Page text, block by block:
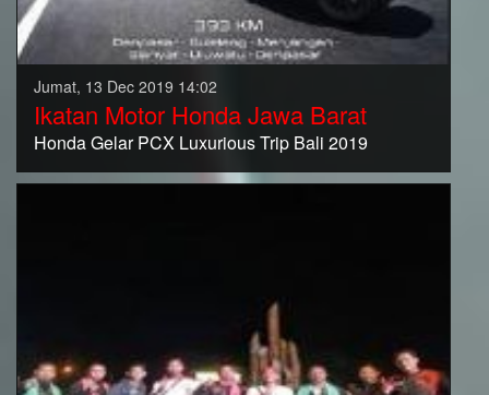
Jumat, 13 Dec 2019 14:02
Ikatan Motor Honda Jawa Barat
Honda Gelar PCX Luxurious Trip Bali 2019